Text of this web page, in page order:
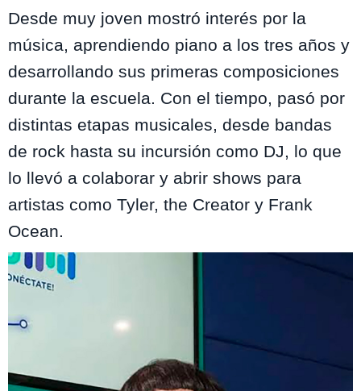
Desde muy joven mostró interés por la
música, aprendiendo piano a los tres años y
desarrollando sus primeras composiciones
durante la escuela. Con el tiempo, pasó por
distintas etapas musicales, desde bandas
de rock hasta su incursión como DJ, lo que
lo llevó a colaborar y abrir shows para
artistas como Tyler, the Creator y Frank
Ocean.